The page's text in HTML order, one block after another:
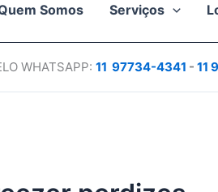
Somos Serviços
WHATSAPP: 11 97734-4341 - 11